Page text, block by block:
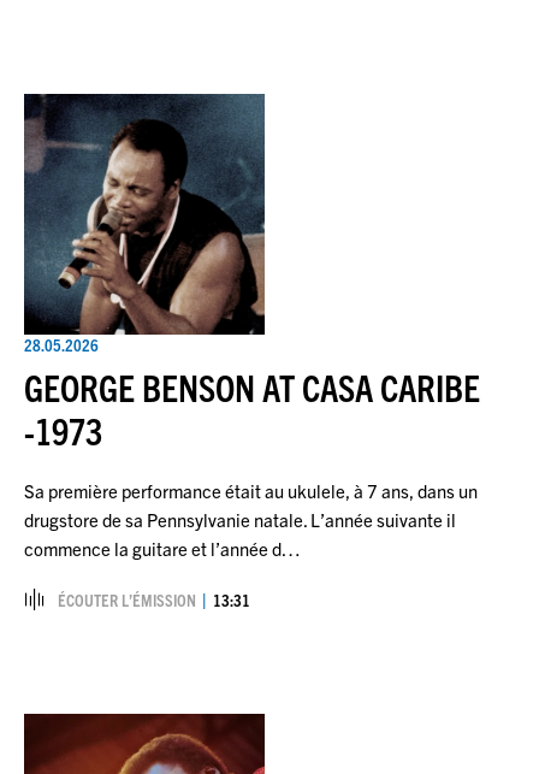
28.05.2026
GEORGE BENSON AT CASA CARIBE
-1973
Sa première performance était au ukulele, à 7 ans, dans un
drugstore de sa Pennsylvanie natale. L’année suivante il
commence la guitare et l’année d…
ÉCOUTER L’ÉMISSION 13:31